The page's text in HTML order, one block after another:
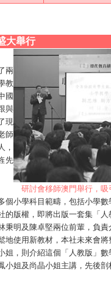
大舉行
兩
教
國
與
現
師
，
先
研討會移師澳門舉行，
個小學科目範疇，包括小學
的版權，即將出版一套集「
秉明及陳卓堅兩位前輩，負
地使用新教材，本社未來會
姐，則介紹這個「人教版」
小姐及尚晶小姐主講，先後